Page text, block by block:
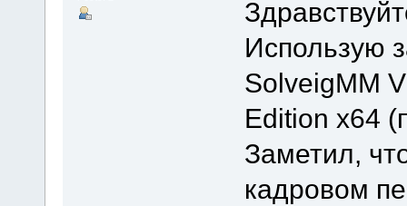
Использую
SolveigMM
Edition x64
Заметил,
кадровом